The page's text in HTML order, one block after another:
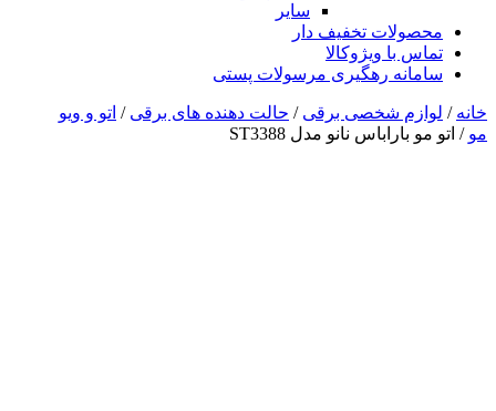
سایر
محصولات تخفیف دار
تماس با ویژوکالا
سامانه رهگیری مرسولات پستی
خانه / لوازم شخصی برقی / حالت دهنده های برقی / اتو و ویو
مو / اتو مو باراباس نانو مدل ST3388